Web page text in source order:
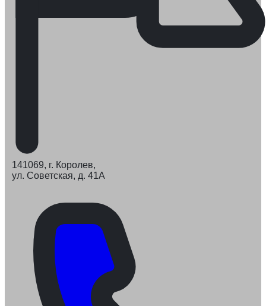
141069, г. Королев,
ул. Советская, д. 41А